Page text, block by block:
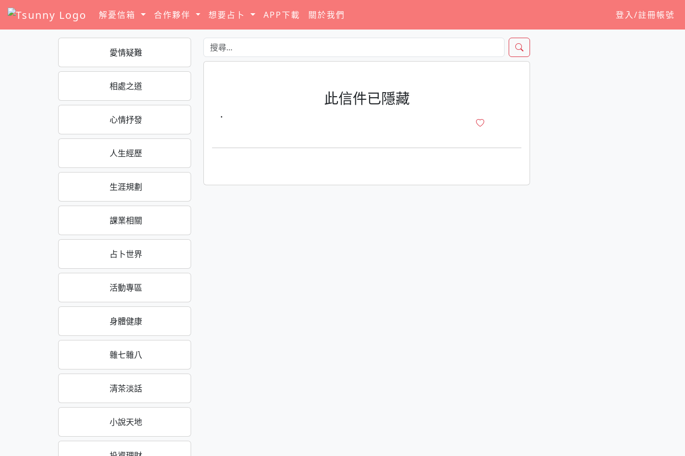
解憂信箱 合作夥伴 想要占卜 APP下載 關於我們 登入/註冊帳號
愛情疑難
相處之道
心情抒發
人生經歷
生涯規劃
課業相關
占卜世界
活動專區
身體健康
雜七雜八
清茶淡話
小說天地
此信件已隱藏
·